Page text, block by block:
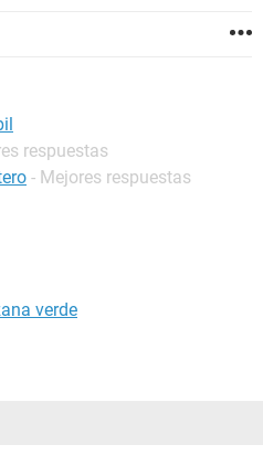
respuestas
- Mejores respuestas
verde